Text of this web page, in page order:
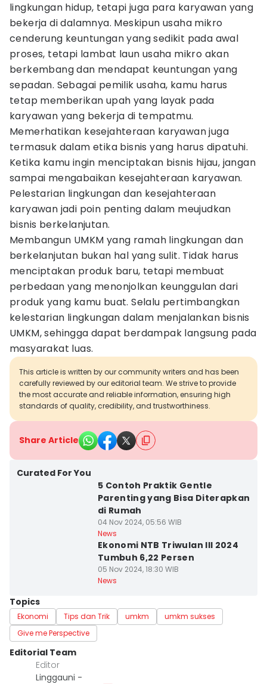
lingkungan hidup, tetapi juga para karyawan yang
bekerja di dalamnya. Meskipun usaha mikro
cenderung keuntungan yang sedikit pada awal
proses, tetapi lambat laun usaha mikro akan
berkembang dan mendapat keuntungan yang
sepadan. Sebagai pemilik usaha, kamu harus
tetap memberikan upah yang layak pada
karyawan yang bekerja di tempatmu.
Memerhatikan kesejahteraan karyawan juga
termasuk dalam etika bisnis yang harus dipatuhi.
Ketika kamu ingin menciptakan bisnis hijau, jangan
sampai mengabaikan kesejahteraan karyawan.
Pelestarian lingkungan dan kesejahteraan
karyawan jadi poin penting dalam meujudkan
bisnis berkelanjutan.
Membangun UMKM yang ramah lingkungan dan
berkelanjutan bukan hal yang sulit. Tidak harus
menciptakan produk baru, tetapi membuat
perbedaan yang menonjolkan keunggulan dari
produk yang kamu buat. Selalu pertimbangkan
kelestarian lingkungan dalam menjalankan bisnis
UMKM, sehingga dapat berdampak langsung pada
masyarakat luas.
This article is written by our community writers and has been
carefully reviewed by our editorial team. We strive to provide
the most accurate and reliable information, ensuring high
standards of quality, credibility, and trustworthiness.
Share Article
Curated For You
5 Contoh Praktik Gentle
Parenting yang Bisa Diterapkan
di Rumah
04 Nov 2024, 05:56 WIB
News
Ekonomi NTB Triwulan III 2024
Tumbuh 6,22 Persen
05 Nov 2024, 18:30 WIB
News
Topics
Ekonomi Tips dan Trik umkm
umkm sukses
Give me Perspective
Editorial Team
Editor
Linggauni -